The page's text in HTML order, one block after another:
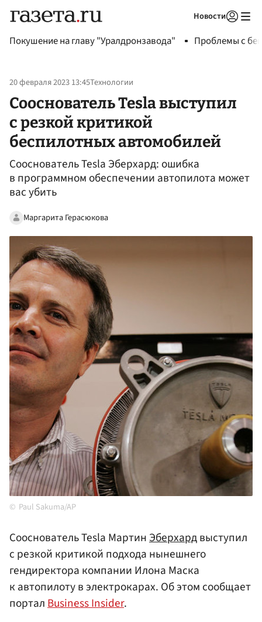
Новости
Покушение на главу "Уралдронзавода" Проблемы с
20 февраля 2023 13:45Технологии
Сооснователь Tesla выступил
с резкой критикой
беспилотных автомобилей
Сооснователь Tesla Эберхард: ошибка
в программном обеспечении автопилота может
вас убить
Маргарита Герасюкова
Paul Sakuma/AP
Сооснователь Tesla МартинЭберхардвыступил
с резкой критикой подхода нынешнего
гендиректора компании Илона Маска
к автопилоту в электрокарах. Об этом сообщает
порталBusiness Insider.